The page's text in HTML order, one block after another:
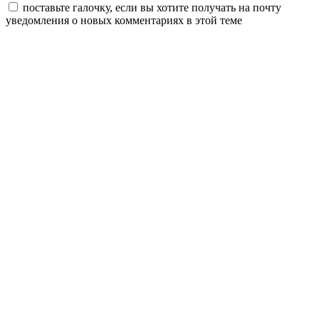
поставьте галочку, если вы хотите получать на почту
уведомления о новых комментариях в этой теме